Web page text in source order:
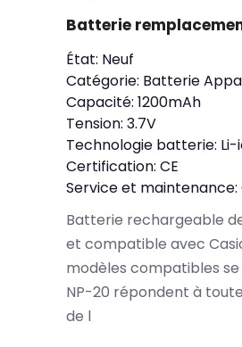
Batterie
État: Neuf
Catégorie: Batterie
Capacité: 1200mAh
Tension: 3.7V
Technologie batterie: Li-
Certification: CE
Service et maintenance:
Batterie rechargeable
et compatible avec
modèles compatibles
NP-20 répondent à
de l